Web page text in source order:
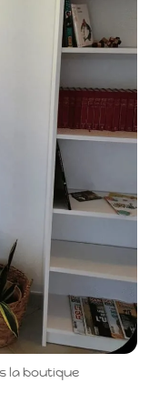
la boutique